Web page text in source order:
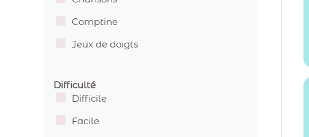
Comptine
Jeux de doigts
Difficulté
Difficile
Facile